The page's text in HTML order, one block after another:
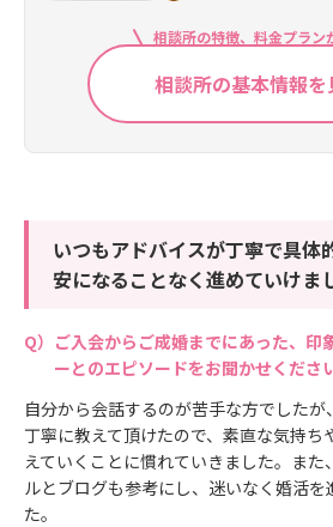
相談所の特徴、料金プラン
相談所の基本情報を
いつもアドバイスが丁寧で具体
安になることなく進めていけま
ご入会からご成婚までにあった、印
ーとのエピソードをお聞かせください
自分から会話するのが苦手な方でした
丁寧に教えて頂けたので、素直な気持ち
えていくことに慣れていきました。ま
ルとブログも参考にし、迷いなく婚活を
た。